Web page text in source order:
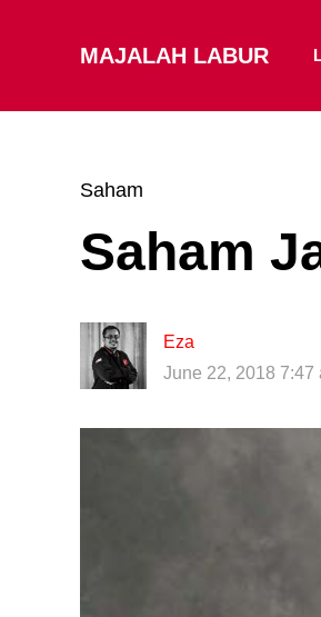
MAJALAH LABUR
Saham
Saham
Eza
June 22, 2018 7:47